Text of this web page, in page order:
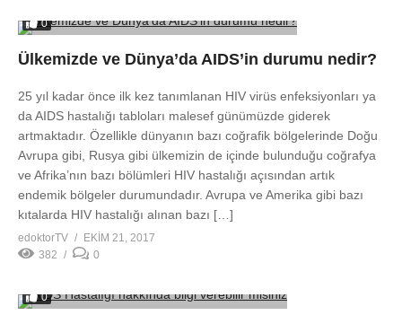
0
Ülkemizde ve Dünya’da AIDS’in durumu nedir?
25 yıl kadar önce ilk kez tanımlanan HIV virüs enfeksiyonları ya
da AIDS hastalığı tabloları malesef günümüzde giderek
artmaktadır. Özellikle dünyanın bazı coğrafik bölgelerinde Doğu
Avrupa gibi, Rusya gibi ülkemizin de içinde bulunduğu coğrafya
ve Afrika’nın bazı bölümleri HIV hastalığı açısından artık
endemik bölgeler durumundadır. Avrupa ve Amerika gibi bazı
kıtalarda HIV hastalığı alınan bazı […]
edoktorTV
EKIM 21, 2017
382
0
0